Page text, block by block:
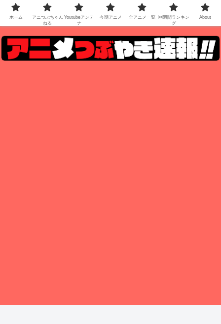
ホーム
アニつぶちゃん
ねる
Youtubeアンテ
ナ
今期アニメ 全アニメ一覧
🆕週間ランキン
グ
About